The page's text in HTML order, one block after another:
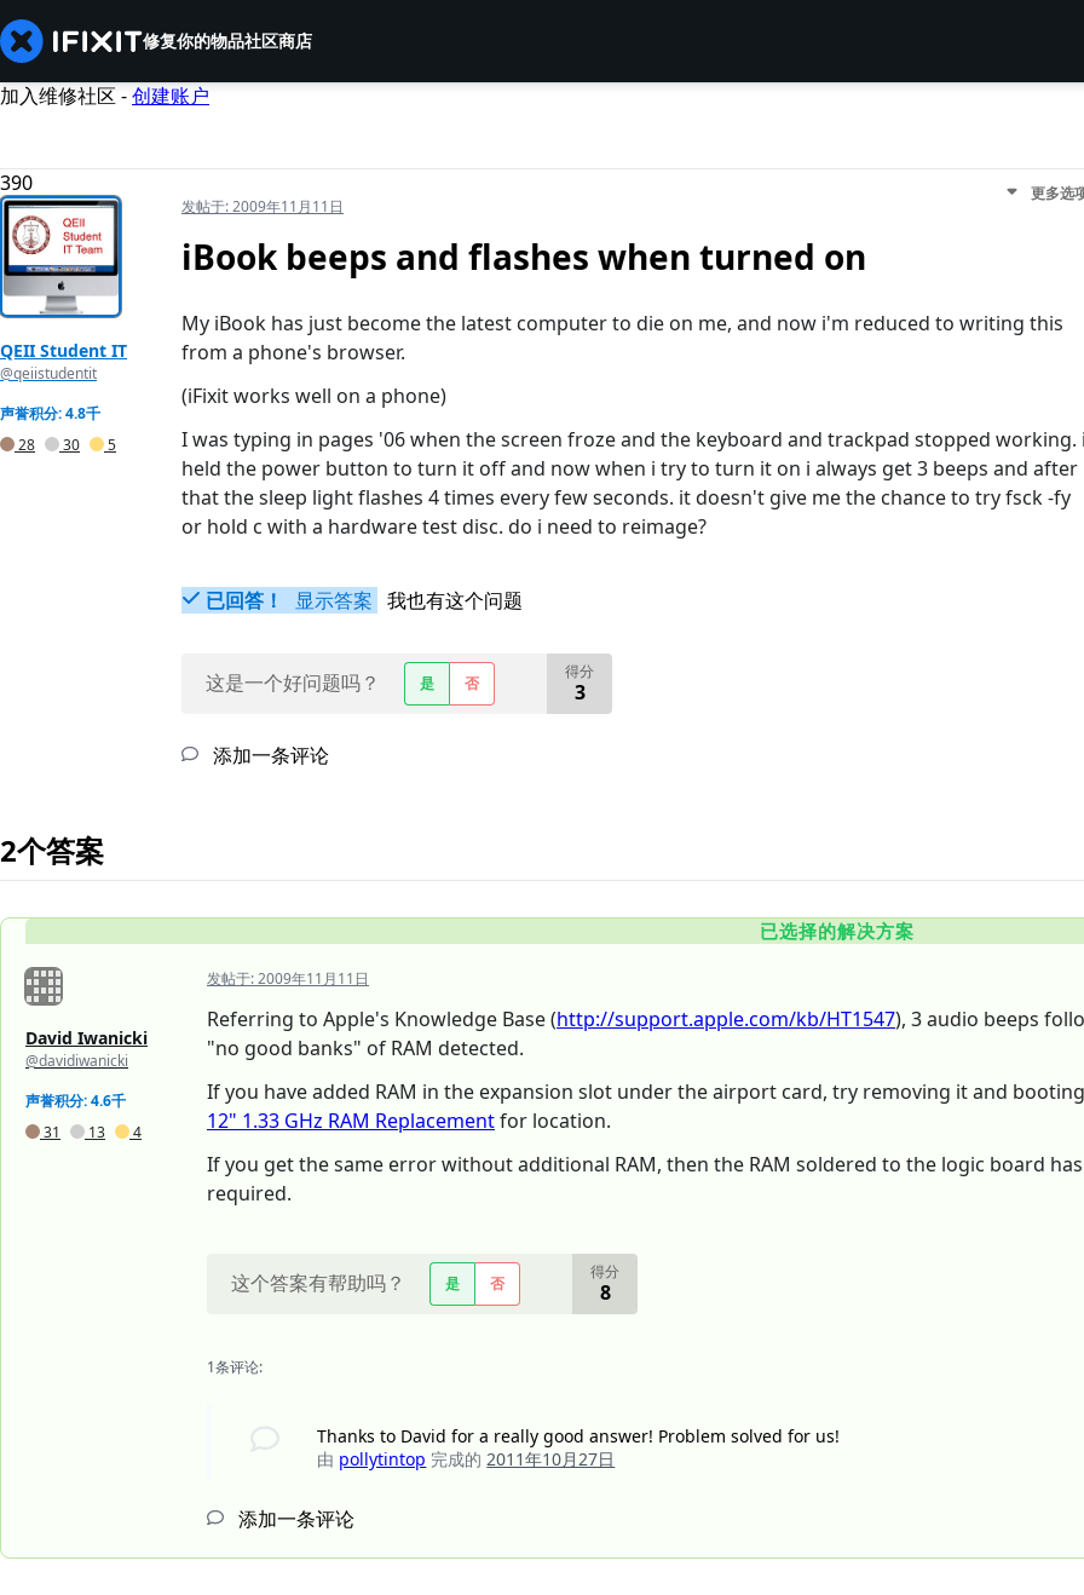
修复你的物品社区商店
加入维修社区 -创建账户
390
QEII Student IT
@qeiistudentit
声誉积分: 4.8千
28
30 5
发帖于:2009年11月11日
更多选
iBook beeps and flashes when turned on
My iBook has just become the latest computer to die on me, and now i'm reduced to writing this
from a phone's browser.
(iFixit works well on a phone)
I was typing in pages '06 when the screen froze and the keyboard and trackpad stopped working.
held the power button to turn it off and now when i try to turn it on i always get 3 beeps and after
that the sleep light flashes 4 times every few seconds. it doesn't give me the chance to try fsck -fy
or hold c with a hardware test disc. do i need to reimage?
已回答！ 显示答案 我也有这个问题
这是一个好问题吗？ 是 否
得分
3
添加一条评论
2个答案
已选择的解决方案
David Iwanicki
@davidiwanicki
声誉积分: 4.6千
31
13 4
发帖于:2009年11月11日
Referring to Apple's Knowledge Base (http://support.apple.com/kb/HT1547), 3 audio beeps
"no good banks" of RAM detected.
If you have added RAM in the expansion slot under the airport card, try removing it and
12" 1.33 GHz RAM Replacementfor location.
If you get the same error without additional RAM, then the RAM soldered to the logic board
required.
这个答案有帮助吗？ 是 否
得分
8
1条评论:
Thanks to David for a really good answer! Problem solved for us!
由 pollytintop 完成的2011年10月27日
添加一条评论